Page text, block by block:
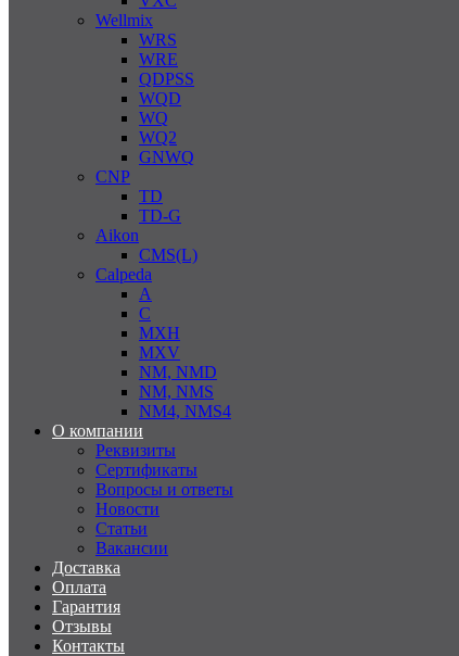
Wellmix
WRS
WRE
QDPSS
WQD
WQ
WQ2
GNWQ
CNP
TD
TD-G
Aikon
CMS(L)
Calpeda
A
C
MXH
MXV
NM, NMD
NM, NMS
NM4, NMS4
О компании
Реквизиты
Сертификаты
Вопросы и ответы
Новости
Статьи
Вакансии
Доставка
Оплата
Гарантия
Отзывы
Контакты